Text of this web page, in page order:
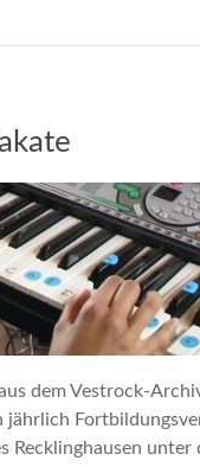
dem Vestrock-
Recklinghausen